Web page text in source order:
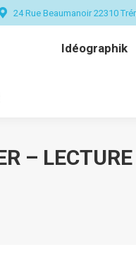
24 Rue Beaumanoir 22310
Idéographik
–
Idéographik